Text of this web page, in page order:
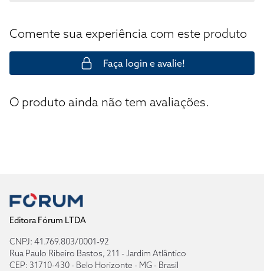
Comente sua experiência com este produto
Faça login e avalie!
O produto ainda não tem avaliações.
Editora Fórum LTDA
CNPJ: 41.769.803/0001-92
Rua Paulo Ribeiro Bastos, 211 - Jardim Atlântico
CEP: 31710-430 - Belo Horizonte - MG - Brasil